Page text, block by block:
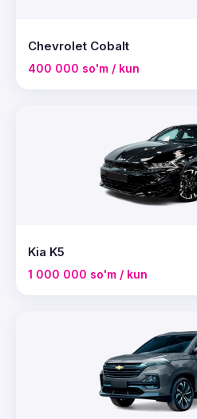
Chevrolet Cobalt
400 000 so'm / kun
Kia K5
1 000 000 so'm / kun